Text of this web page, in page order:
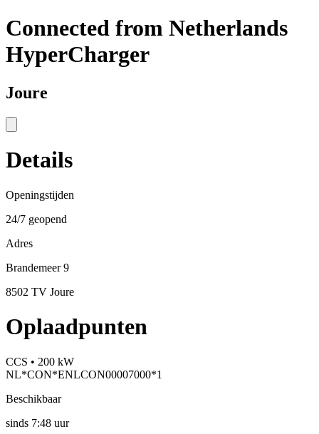
Connected from Netherlands
HyperCharger
Joure
Details
Openingstijden
24/7 geopend
Adres
Brandemeer 9
8502 TV Joure
Oplaadpunten
CCS • 200 kW
NL*CON*ENLCON00007000*1
Beschikbaar
sinds 7:48 uur